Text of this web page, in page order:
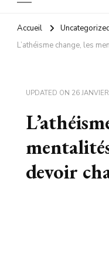
Accueil
L’athéisme change, les
UPDATED ON 26
devoir